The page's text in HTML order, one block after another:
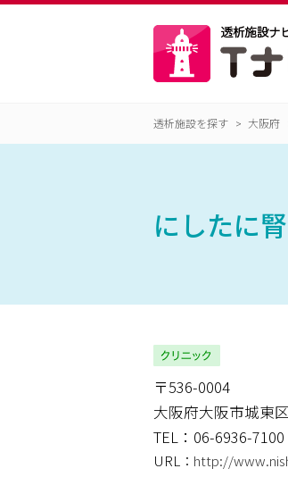
透析施設を探す 大阪府
にしたに
〒536-0004
大阪府大阪市城東
TEL：06-6936-7100
URL： http://